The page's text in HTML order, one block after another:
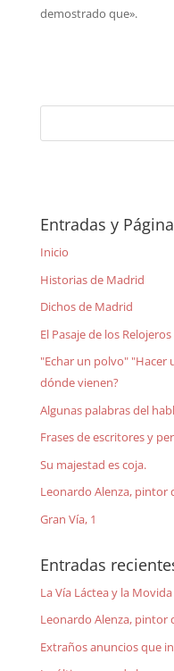
demostrado que».
Entradas y
Inicio
Historias de Madrid
Dichos de Madrid
El Pasaje de los Relojeros
"Echar un polvo" "Hacer
dónde vienen?
Algunas palabras del
Frases de escritores y
Su majestad es coja.
Leonardo Alenza, pintor
Gran Vía, 1
Entradas
La Vía Láctea y la Movida
Leonardo Alenza, pintor
Extraños anuncios que